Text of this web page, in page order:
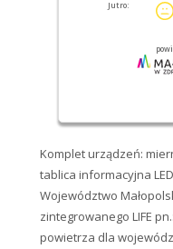
Komplet urządzeń:
tablica informacyjna
Województwo
zintegrowanego LIFE
powietrza dla